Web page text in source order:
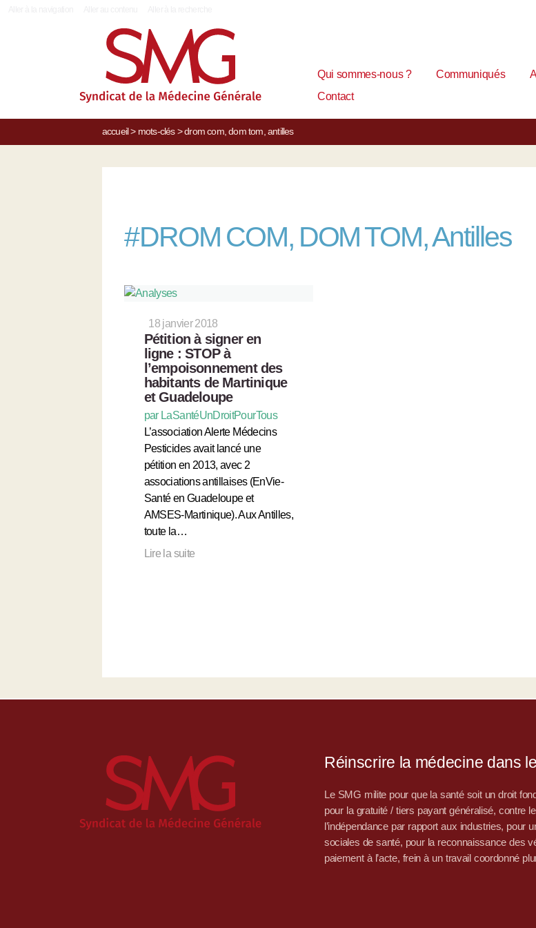
Qui sommes-nous ? Communiqués
Contact
accueil> mots-clés> drom com, dom tom, antilles
#DROM COM, DOM TOM, Antilles
18 janvier 2018
Pétition à signer en
ligne : STOP à
l’empoisonnement des
habitants de Martinique
et Guadeloupe
par LaSantéUnDroitPourTous
L’association Alerte Médecins
Pesticides avait lancé une
pétition en 2013, avec 2
associations antillaises (EnVie-
Santé en Guadeloupe et
AMSES-Martinique). Aux Antilles,
toute la…
Lire la suite
Réinscrire la médecine dans
Le SMG milite pour que la santé soit un droit
pour la gratuité / tiers payant généralisé, contre
l’indépendance par rapport aux industries, pour
sociales de santé, pour la reconnaissance des
paiement à l’acte, frein à un travail coordonné